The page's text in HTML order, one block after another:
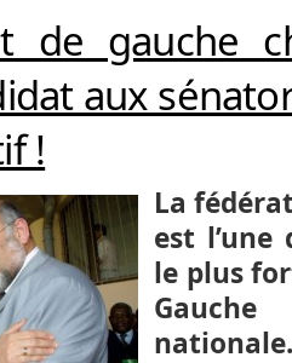
de gauche
aux
!
La
est l’une
le plus
nationale.